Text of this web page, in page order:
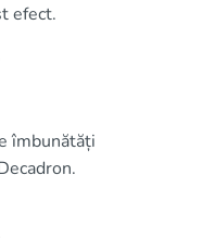
efect.
îmbunătăți